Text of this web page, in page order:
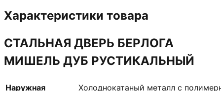
Характеристики товара
СТАЛЬНАЯ ДВЕРЬ БЕРЛОГА
МИШЕЛЬ ДУБ РУСТИКАЛЬНЫЙ
Наружная
Холоднокатаный металл с